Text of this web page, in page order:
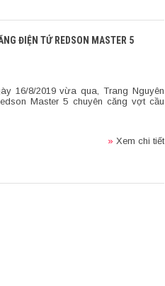
ĐIỆN TỬ REDSON MASTER 5
16/8/2019 vừa qua, Trang Nguyên
Master 5 chuyên căng vợt cầu
» Xem chi tiết